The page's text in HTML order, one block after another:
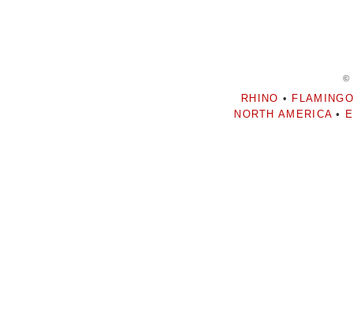
©
RHINO • FLAMINGO
NORTH AMERICA •